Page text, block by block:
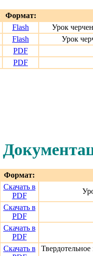
Формат:
Flash
Урок
Flash
Урок
PDF
PDF
Формат:
Скачать в
PDF
Скачать в
PDF
Скачать в
PDF
Скачать в